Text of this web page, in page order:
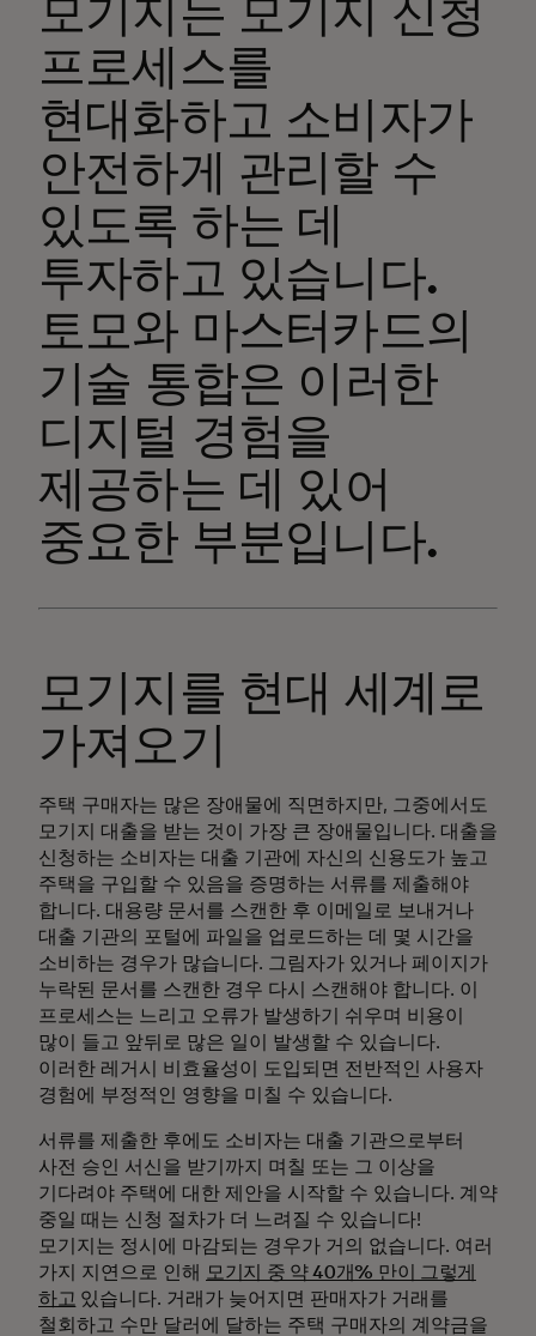
모기지는 모기지 신청
프로세스를
현대화하고 소비자가
안전하게 관리할 수
있도록 하는 데
투자하고 있습니다.
토모와 마스터카드의
기술 통합은 이러한
디지털 경험을
제공하는 데 있어
중요한 부분입니다.
모기지를 현대 세계로
가져오기
주택 구매자는 많은 장애물에 직면하지만, 그중에서도
모기지 대출을 받는 것이 가장 큰 장애물입니다. 대출을
신청하는 소비자는 대출 기관에 자신의 신용도가 높고
주택을 구입할 수 있음을 증명하는 서류를 제출해야
합니다. 대용량 문서를 스캔한 후 이메일로 보내거나
대출 기관의 포털에 파일을 업로드하는 데 몇 시간을
소비하는 경우가 많습니다. 그림자가 있거나 페이지가
누락된 문서를 스캔한 경우 다시 스캔해야 합니다. 이
프로세스는 느리고 오류가 발생하기 쉬우며 비용이
많이 들고 앞뒤로 많은 일이 발생할 수 있습니다.
이러한 레거시 비효율성이 도입되면 전반적인 사용자
경험에 부정적인 영향을 미칠 수 있습니다.
서류를 제출한 후에도 소비자는 대출 기관으로부터
사전 승인 서신을 받기까지 며칠 또는 그 이상을
기다려야 주택에 대한 제안을 시작할 수 있습니다. 계약
중일 때는 신청 절차가 더 느려질 수 있습니다!
모기지는 정시에 마감되는 경우가 거의 없습니다. 여러
가지 지연으로 인해
모기지 중 약 40개% 만이 그렇게
하고 있습니다. 거래가 늦어지면 판매자가 거래를
철회하고 수만 달러에 달하는 주택 구매자의 계약금을